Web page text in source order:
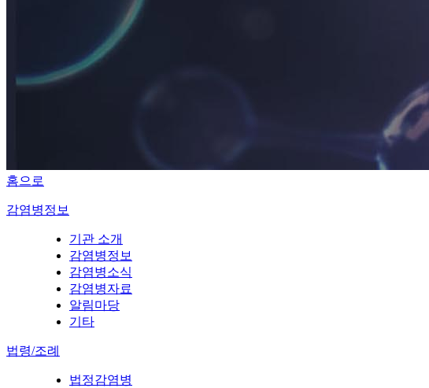
홈으로
감염병정보
기관 소개
감염병정보
감염병소식
감염병자료
알림마당
기타
법령/조례
법정감염병